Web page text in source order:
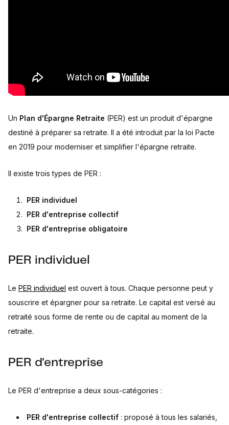
Un Plan d'Épargne Retraite (PER) est un produit d'épargne
destiné à préparer sa retraite. Il a été introduit par la loi Pacte
en 2019 pour moderniser et simplifier l'épargne retraite.
Il existe trois types de PER :
PER individuel
PER d'entreprise collectif
PER d'entreprise obligatoire
PER individuel
Le PER individuel est ouvert à tous. Chaque personne peut y
souscrire et épargner pour sa retraite. Le capital est versé au
retraité sous forme de rente ou de capital au moment de la
retraite.
PER d'entreprise
Le PER d'entreprise a deux sous-catégories :
PER d'entreprise collectif : proposé à tous les salariés,